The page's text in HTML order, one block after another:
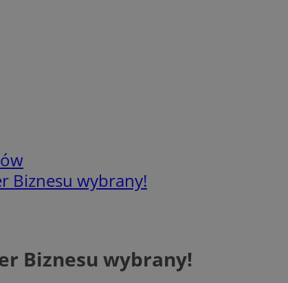
Biznesu wybrany!
Biznesu wybrany!